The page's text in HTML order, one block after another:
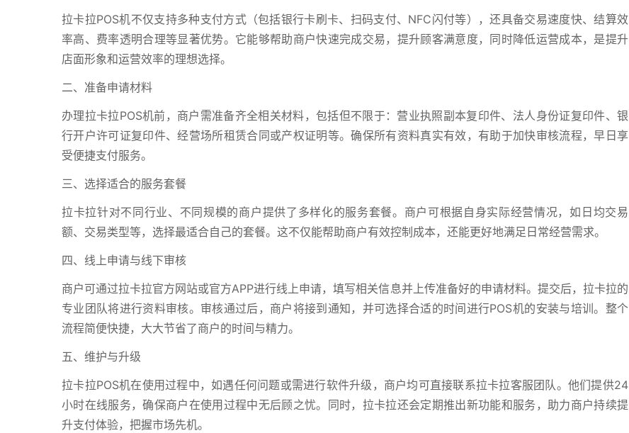
拉卡拉POS机不仅支持多种支付方式（包括银行卡刷卡、扫码支付、NFC闪付等），还具备交易速度快、结算效
率高、费率透明合理等显著优势。它能够帮助商户快速完成交易，提升顾客满意度，同时降低运营成本，是提升
店面形象和运营效率的理想选择。
二、准备申请材料
办理拉卡拉POS机前，商户需准备齐全相关材料，包括但不限于：营业执照副本复印件、法人身份证复印件、银
行开户许可证复印件、经营场所租赁合同或产权证明等。确保所有资料真实有效，有助于加快审核流程，早日享
受便捷支付服务。
三、选择适合的服务套餐
拉卡拉针对不同行业、不同规模的商户提供了多样化的服务套餐。商户可根据自身实际经营情况，如日均交易
额、交易类型等，选择最适合自己的套餐。这不仅能帮助商户有效控制成本，还能更好地满足日常经营需求。
四、线上申请与线下审核
商户可通过拉卡拉官方网站或官方APP进行线上申请，填写相关信息并上传准备好的申请材料。提交后，拉卡拉的
专业团队将进行资料审核。审核通过后，商户将接到通知，并可选择合适的时间进行POS机的安装与培训。整个
流程简便快捷，大大节省了商户的时间与精力。
五、维护与升级
拉卡拉POS机在使用过程中，如遇任何问题或需进行软件升级，商户均可直接联系拉卡拉客服团队。他们提供24
小时在线服务，确保商户在使用过程中无后顾之忧。同时，拉卡拉还会定期推出新功能和服务，助力商户持续提
升支付体验，把握市场先机。